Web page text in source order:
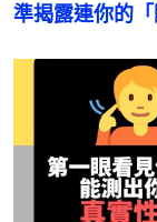
準揭露連你的「